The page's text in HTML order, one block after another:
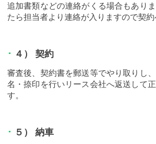
追加書類などの連絡がくる場合もあり
たら担当者より連絡が入りますので契約
４） 契約
審査後、契約書を郵送等でやり取りし
名・捺印を行いリース会社へ返送して
す。
５） 納車